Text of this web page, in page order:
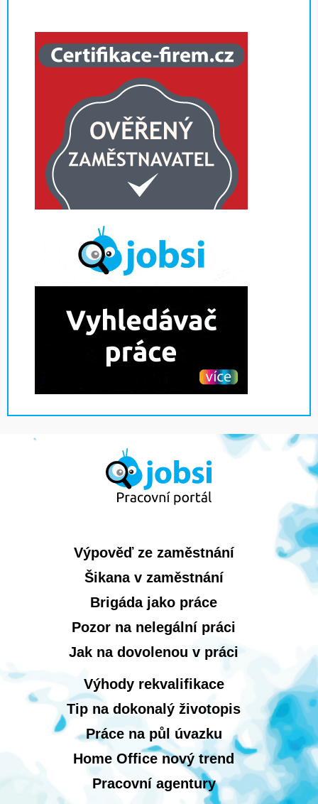
Výpověď ze zaměstnání
Šikana v zaměstnání
Brigáda jako práce
Pozor na nelegální práci
Jak na dovolenou v práci
Výhody rekvalifikace
Tip na dokonalý životopis
Práce na půl úvazku
Home Office nový trend
Pracovní agentury